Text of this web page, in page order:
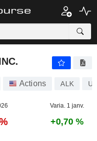
Actions ALK
Varia. 1 janv.
+0,70 %